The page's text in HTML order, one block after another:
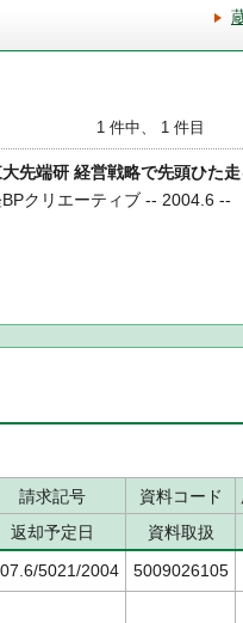
1 件中、 1 件目
先端研 経営戦略で先頭ひた
クリエーティブ -- 2004.6 --
請求記号 資料コード
返却予定日
資料取扱
5021/2004
5009026105